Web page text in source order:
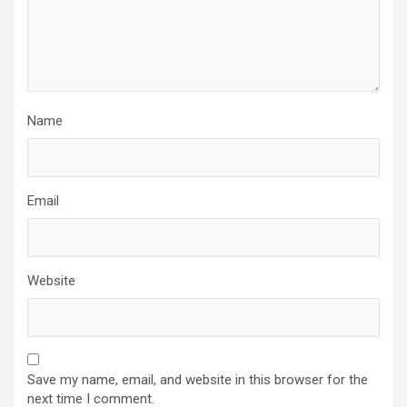
Name
Email
Website
Save my name, email, and website in this browser for the
next time I comment.